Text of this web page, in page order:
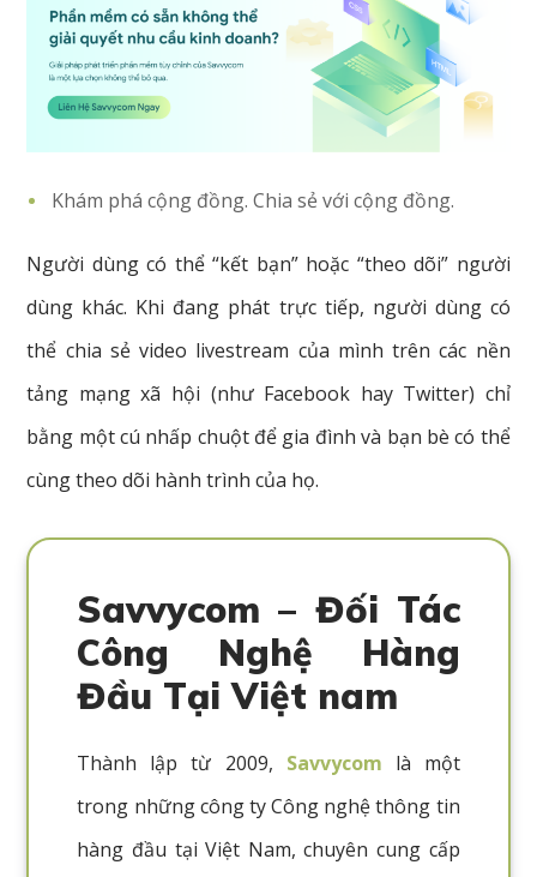
Khám phá cộng đồng. Chia sẻ với cộng đồng.
Người dùng có thể “kết bạn” hoặc “theo dõi” người
dùng khác. Khi đang phát trực tiếp, người dùng có
thể chia sẻ video livestream của mình trên các nền
tảng mạng xã hội (như Facebook hay Twitter) chỉ
bằng một cú nhấp chuột để gia đình và bạn bè có thể
cùng theo dõi hành trình của họ.
Savvycom – Đối Tác
Công Nghệ Hàng
Đầu Tại Việt nam
Thành lập từ 2009, Savvycom là một
trong những công ty Công nghệ thông tin
hàng đầu tại Việt Nam, chuyên cung cấp